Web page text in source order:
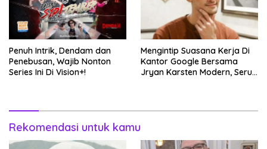
Penuh Intrik, Dendam dan
Penebusan, Wajib Nonton
Series Ini Di Vision+!
Mengintip Suasana Kerja Di
Kantor Google Bersama
Jryan Karsten Modern, Seru,
Rekomendasi untuk kamu